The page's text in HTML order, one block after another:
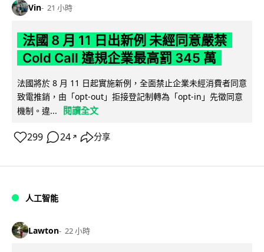
Vin 21 小時
法國 8 月 11 日出新例 未經同意嚴禁
Cold Call 違規企業最高罰 345 萬
法國將於 8 月 11 日起實施新例，全面禁止企業未經消費者同意
致電推銷，由「opt-out」拒接登記制轉為「opt-in」先徵同意
機制。違...
閱讀全文
299 24 ↗ 分享
人工智能
Lawton 22 小時